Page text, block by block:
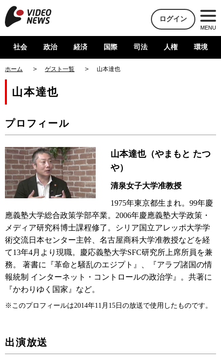
ログイン
MENU
社会 政治 経済 国際 司法 人権 環境
ホーム ゲスト一覧 山本達也
山本達也
プロフィール
山本達也（やまもと たつ
や）
清泉女子大学准教授
1975年東京都生まれ。99年慶
應義塾大学総合政策学部卒業。2006年慶應義塾大学政策・
メディア研究科博士課程修了。シリア国立アレッポ大学学
術交流日本センター主幹、名古屋商科大学准教授などを経
て13年4月より現職。慶応義塾大学SFC研究所上席所員を兼
務。 著書に『革命と騒乱のエジプト』、『アラブ諸国の情
報統制 インターネット・コントロールの政治学』。共著に
『かわりゆく国家』など。
※このプロフィールは2014年11月15日の放送で使用したものです。
出演放送